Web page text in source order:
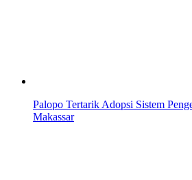
Palopo Tertarik Adopsi Sistem
Makassar